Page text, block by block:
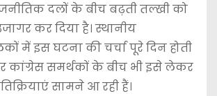
दलों के बीच बढ़ती तल्खी को
कर दिया है। स्थानीय
में इस घटना की चर्चा पूरे दिन होती
कांग्रेस समर्थकों के बीच भी इसे लेकर
सामने आ रही हैं।